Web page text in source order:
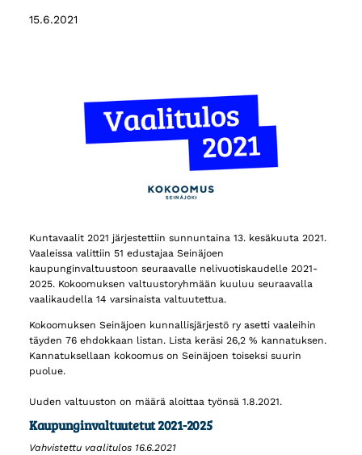
15.6.2021
Kuntavaalit 2021 järjestettiin sunnuntaina 13. kesäkuuta 2021.
Vaaleissa valittiin 51 edustajaa Seinäjoen
kaupunginvaltuustoon seuraavalle nelivuotiskaudelle 2021-
2025. Kokoomuksen valtuustoryhmään kuuluu seuraavalla
vaalikaudella 14 varsinaista valtuutettua.
Kokoomuksen Seinäjoen kunnallisjärjestö ry asetti vaaleihin
täyden 76 ehdokkaan listan. Lista keräsi 26,2 % kannatuksen.
Kannatuksellaan kokoomus on Seinäjoen toiseksi suurin
puolue.
Uuden valtuuston on määrä aloittaa työnsä 1.8.2021.
Kaupunginvaltuutetut 2021-2025
Vahvistettu vaalitulos 16.6.2021